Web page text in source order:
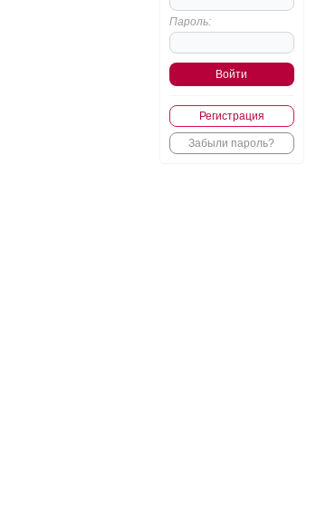
Пароль:
Регистрация
Забыли пароль?